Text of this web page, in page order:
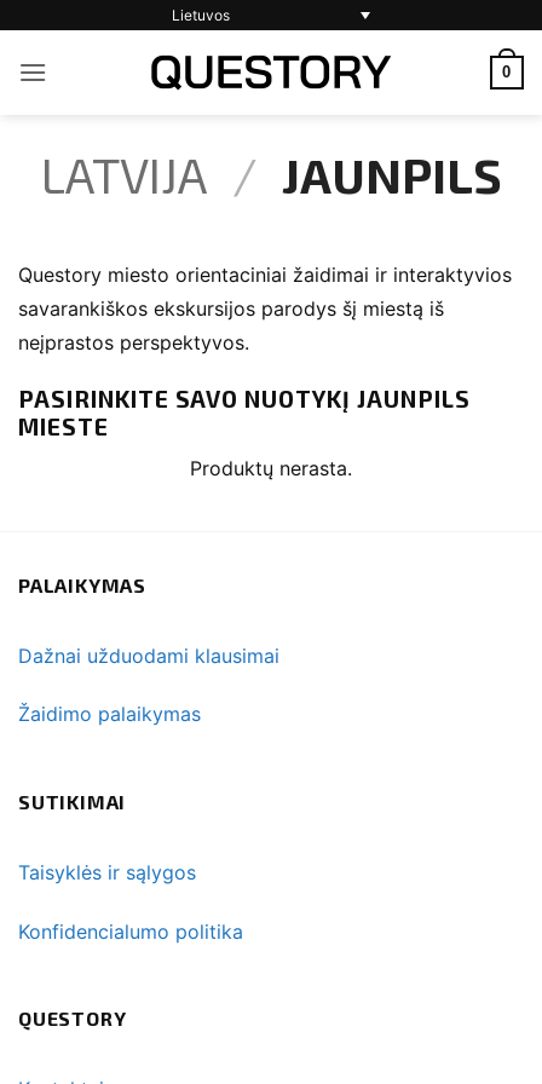
content
Lietuvos
0
LATVIJA / JAUNPILS
Questory miesto orientaciniai žaidimai ir interaktyvios
savarankiškos ekskursijos parodys šį miestą iš
neįprastos perspektyvos.
PASIRINKITE SAVO NUOTYKĮ JAUNPILS
MIESTE
Produktų nerasta.
PALAIKYMAS
Dažnai užduodami klausimai
Žaidimo palaikymas
SUTIKIMAI
Taisyklės ir sąlygos
Konfidencialumo politika
QUESTORY